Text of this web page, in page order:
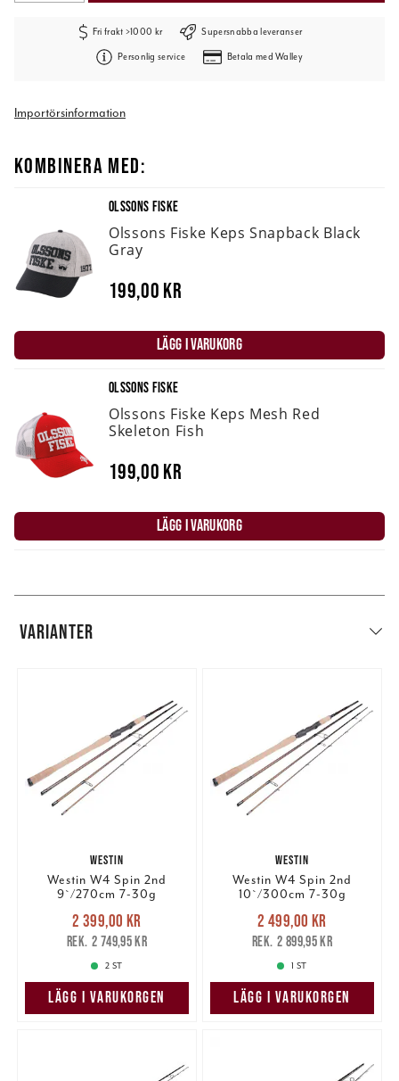
Fri frakt >1000 kr Supersnabba leveranser
Personlig service Betala med Walley
Importörsinformation
KOMBINERA MED:
OLSSONS FISKE
Olssons Fiske Keps Snapback Black
Gray
199,00 kr
LÄGG I VARUKORG
OLSSONS FISKE
Olssons Fiske Keps Mesh Red
Skeleton Fish
199,00 kr
LÄGG I VARUKORG
VARIANTER
WESTIN
Westin W4 Spin 2nd
9`/270cm 7-30g
Nuvarande pris
2 399,00 krTidigare pris
2 749,95 kr
2 399,00 kr
2 749,95 kr
2 ST
LÄGG I VARUKORGEN
WESTIN
Westin W4 Spin 2nd
10`/300cm 7-30g
Nuvarande pris
2 499,00 krTidigare pris
2 899,95 kr
2 499,00 kr
2 899,95 kr
1 ST
LÄGG I VARUKORGEN